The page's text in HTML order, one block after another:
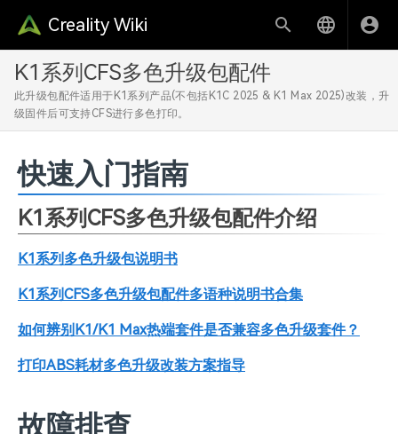
Creality Wiki
K1系列CFS多色升级包配件
此升级包配件适用于K1系列产品(不包括K1C 2025 & K1 Max 2025)改装，升
级固件后可支持CFS进行多色打印。
快速入门指南
K1系列CFS多色升级包配件介绍
K1系列多色升级包说明书
K1系列CFS多色升级包配件多语种说明书合集
如何辨别K1/K1 Max热端套件是否兼容多色升级套件？
打印ABS耗材多色升级改装方案指导
故障排查